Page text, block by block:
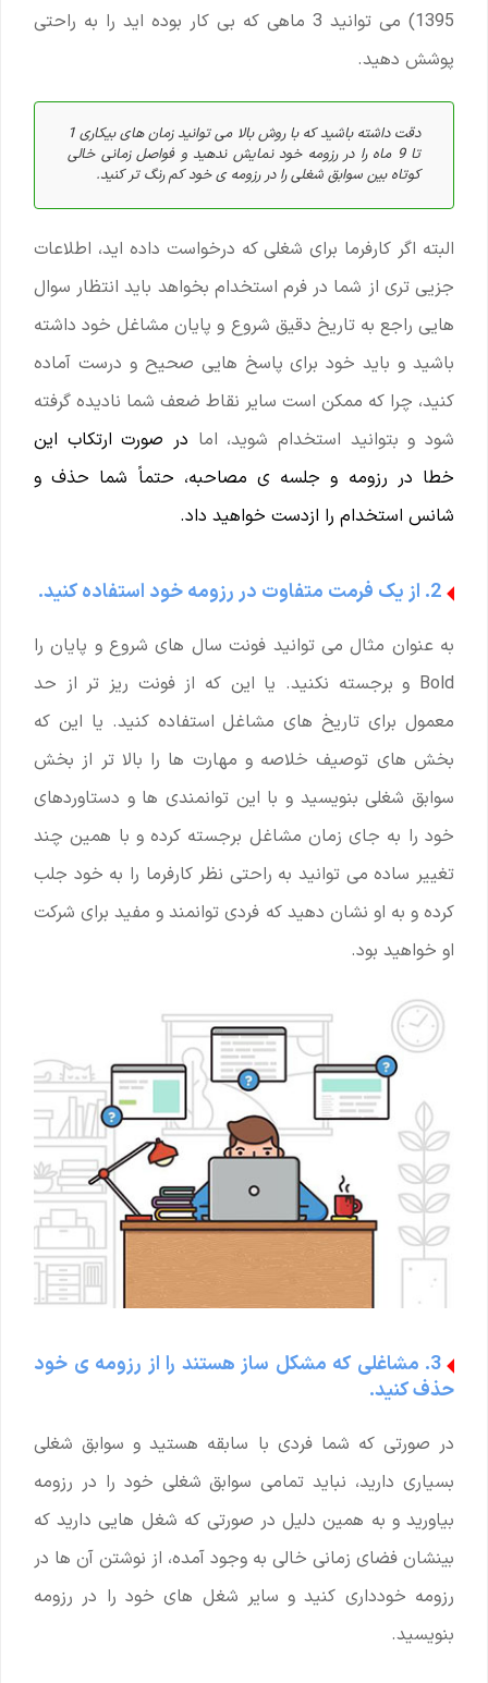
1395) می توانید 3 ماهی که بی کار بوده اید را به راحتی
پوشش دهید.
دقت داشته باشید که با روش بالا می توانید زمان های بیکاری 1
تا 9 ماه را در رزومه خود نمایش ندهید و فواصل زمانی خالی
کوتاه بین سوابق شغلی را در رزومه ی خود کم رنگ تر کنید.
البته اگر کارفرما برای شغلی که درخواست داده اید، اطلاعات
جزیی تری از شما در فرم استخدام بخواهد باید انتظار سوال
هایی راجع به تاریخ دقیق شروع و پایان مشاغل خود داشته
باشید و باید خود برای پاسخ هایی صحیح و درست آماده
کنید، چرا که ممکن است سایر نقاط ضعف شما نادیده گرفته
شود و بتوانید استخدام شوید، اما در صورت ارتکاب این
خطا در رزومه و جلسه ی مصاحبه، حتماً شما حذف و
شانس استخدام را ازدست خواهید داد.
2. از یک فرمت متفاوت در رزومه خود استفاده کنید.
به عنوان مثال می توانید فونت سال های شروع و پایان را
Bold و برجسته نکنید. یا این که از فونت ریز تر از حد
معمول برای تاریخ های مشاغل استفاده کنید. یا این که
بخش های توصیف خلاصه و مهارت ها را بالا تر از بخش
سوابق شغلی بنویسید و با این توانمندی ها و دستاوردهای
خود را به جای زمان مشاغل برجسته کرده و با همین چند
تغییر ساده می توانید به راحتی نظر کارفرما را به خود جلب
کرده و به او نشان دهید که فردی توانمند و مفید برای شرکت
او خواهید بود.
3. مشاغلی که مشکل ساز هستند را از رزومه ی خود
حذف کنید.
در صورتی که شما فردی با سابقه هستید و سوابق شغلی
بسیاری دارید، نباید تمامی سوابق شغلی خود را در رزومه
بیاورید و به همین دلیل در صورتی که شغل هایی دارید که
بینشان فضای زمانی خالی به وجود آمده، از نوشتن آن ها در
رزومه خودداری کنید و سایر شغل های خود را در رزومه
بنویسید.